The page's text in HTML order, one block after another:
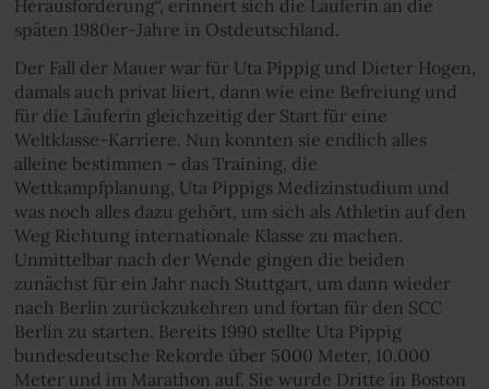
Herausforderung“, erinnert sich die Läuferin an die
späten 1980er-Jahre in Ostdeutschland.
Der Fall der Mauer war für Uta Pippig und Dieter Hogen,
damals auch privat liiert, dann wie eine Befreiung und
für die Läuferin gleichzeitig der Start für eine
Weltklasse-Karriere. Nun konnten sie endlich alles
alleine bestimmen – das Training, die
Wettkampfplanung, Uta Pippigs Medizinstudium und
was noch alles dazu gehört, um sich als Athletin auf den
Weg Richtung internationale Klasse zu machen.
Unmittelbar nach der Wende gingen die beiden
zunächst für ein Jahr nach Stuttgart, um dann wieder
nach Berlin zurückzukehren und fortan für den SCC
Berlin zu starten. Bereits 1990 stellte Uta Pippig
bundesdeutsche Rekorde über 5000 Meter, 10.000
Meter und im Marathon auf. Sie wurde Dritte in Boston